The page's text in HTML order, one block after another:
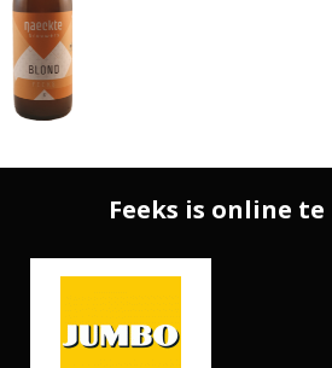
Feeks is online